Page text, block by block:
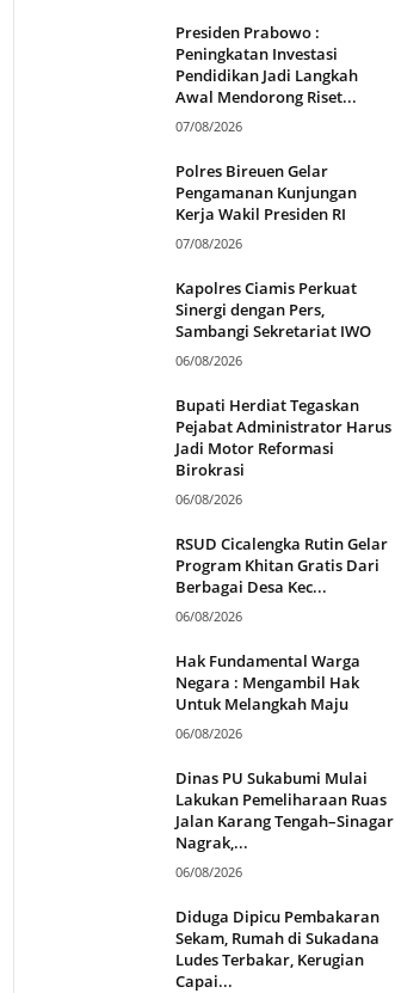
Presiden Prabowo :
Peningkatan Investasi
Pendidikan Jadi Langkah
Awal Mendorong Riset...
07/08/2026
Polres Bireuen Gelar
Pengamanan Kunjungan
Kerja Wakil Presiden RI
07/08/2026
Kapolres Ciamis Perkuat
Sinergi dengan Pers,
Sambangi Sekretariat IWO
06/08/2026
Bupati Herdiat Tegaskan
Pejabat Administrator Harus
Jadi Motor Reformasi
Birokrasi
06/08/2026
RSUD Cicalengka Rutin Gelar
Program Khitan Gratis Dari
Berbagai Desa Kec...
06/08/2026
Hak Fundamental Warga
Negara : Mengambil Hak
Untuk Melangkah Maju
06/08/2026
Dinas PU Sukabumi Mulai
Lakukan Pemeliharaan Ruas
Jalan Karang Tengah–Sinagar
Nagrak,...
06/08/2026
Diduga Dipicu Pembakaran
Sekam, Rumah di Sukadana
Ludes Terbakar, Kerugian
Capai...